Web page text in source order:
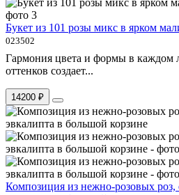
Букет из 101 розы микс в ярком
023502
Гармония цвета и формы в каждом
оттенков создает...
14200 ₽
Композиция из нежно-розовых роз,